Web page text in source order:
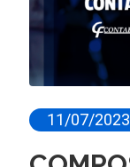
11/07/2023